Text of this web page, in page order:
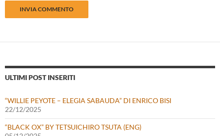
ULTIMI POST INSERITI
“WILLIE PEYOTE – ELEGIA SABAUDA” DI ENRICO BISI
22/12/2025
“BLACK OX” BY TETSUICHIRO TSUTA (ENG)